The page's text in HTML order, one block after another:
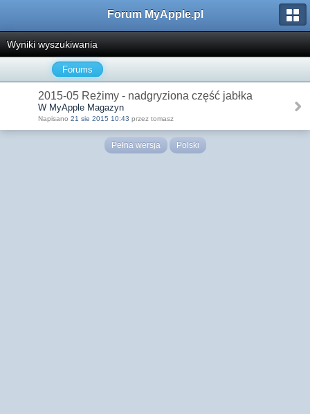
Forum MyApple.pl
Wyniki wyszukiwania
Forums
2015-05 Reżimy - nadgryziona część jabłka
W MyApple Magazyn
Napisano 21 sie 2015 10:43 przez tomasz
Pełna wersja Polski